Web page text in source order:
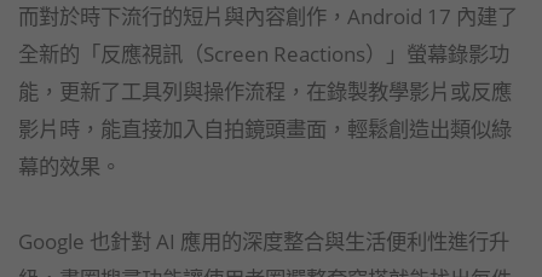
而對於時下流行的短片與內容創作，Android 17 內建了
全新的「反應視訊（Screen Reactions）」螢幕錄影功
能，更新了工具列與操作流程，在錄製教學影片或反應
影片時，能直接加入自拍鏡頭畫面，輕鬆創造出類似綠
幕的效果。
Google 也針對 AI 應用的深度整合與生活便利性進行升